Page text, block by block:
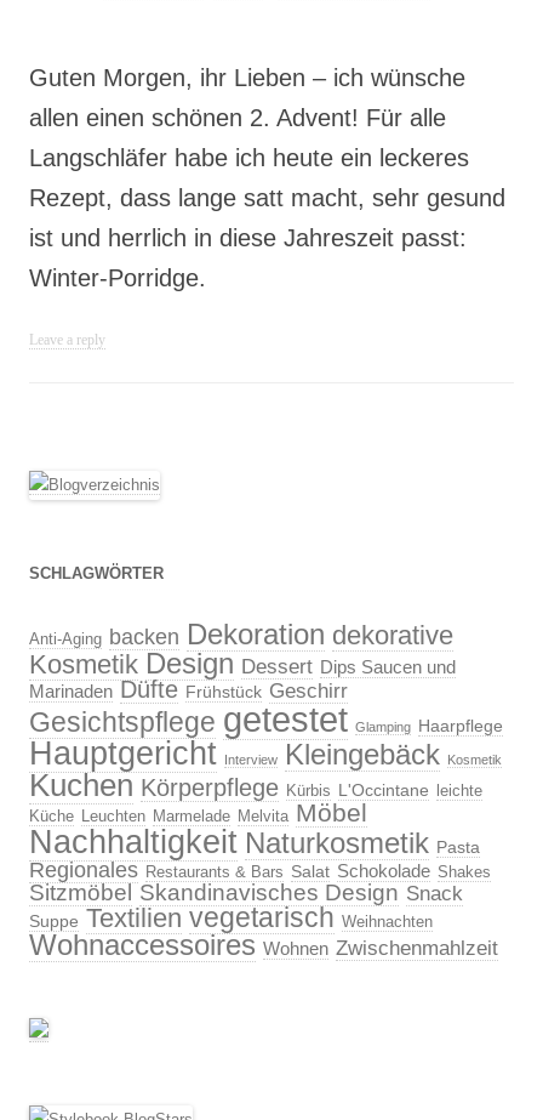
Guten Morgen, ihr Lieben – ich wünsche
allen einen schönen 2. Advent! Für alle
Langschläfer habe ich heute ein leckeres
Rezept, dass lange satt macht, sehr gesund
ist und herrlich in diese Jahreszeit passt:
Winter-Porridge.
Leave a reply
SCHLAGWÖRTER
Anti-Aging backen Dekoration dekorative
Kosmetik Design Dessert Dips Saucen und
Marinaden Düfte Frühstück Geschirr
Gesichtspflege getestet Glamping Haarpflege
Hauptgericht Interview Kleingebäck Kosmetik
Kuchen Körperpflege Kürbis L'Occintane
leichte
Küche
Leuchten Marmelade Melvita Möbel
Nachhaltigkeit Naturkosmetik Pasta
Regionales Restaurants & Bars Salat Schokolade Shakes
Sitzmöbel Skandinavisches Design Snack
Suppe Textilien vegetarisch Weihnachten
Wohnaccessoires Wohnen Zwischenmahlzeit